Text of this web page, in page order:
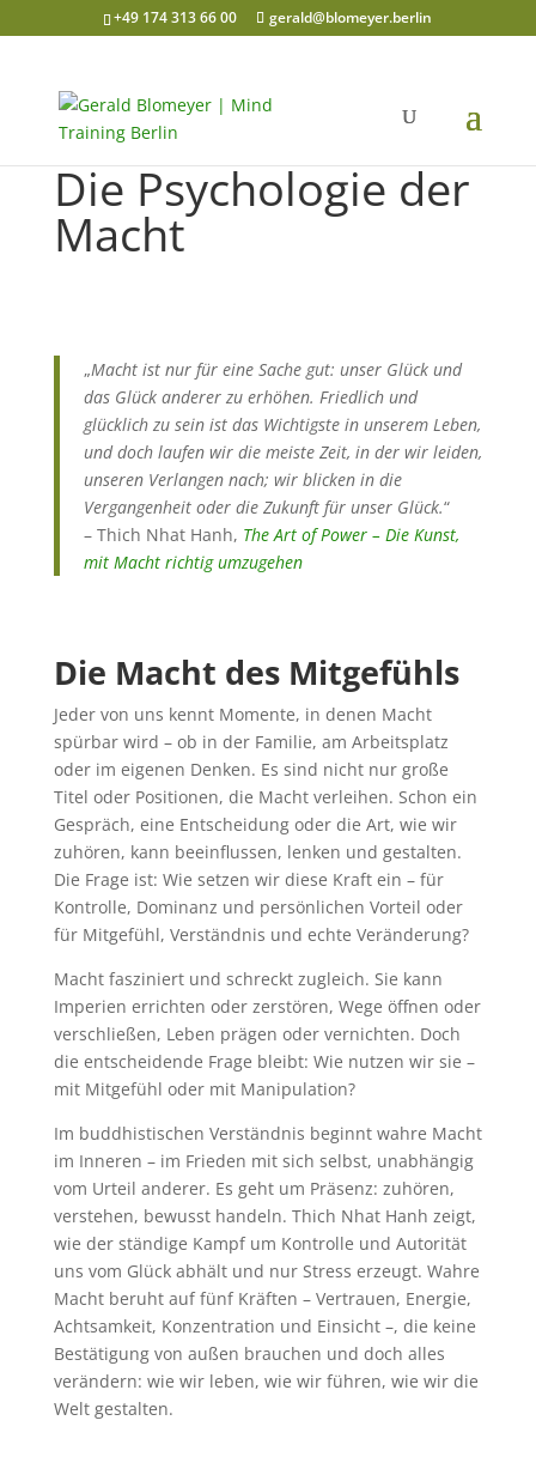
+49 174 313 66 00 gerald@blomeyer.berlin
Die Psychologie der
Macht
„Macht ist nur für eine Sache gut: unser Glück und
das Glück anderer zu erhöhen. Friedlich und
glücklich zu sein ist das Wichtigste in unserem Leben,
und doch laufen wir die meiste Zeit, in der wir leiden,
unseren Verlangen nach; wir blicken in die
Vergangenheit oder die Zukunft für unser Glück.“
– Thich Nhat Hanh, The Art of Power – Die Kunst,
mit Macht richtig umzugehen
Die Macht des Mitgefühls
Jeder von uns kennt Momente, in denen Macht
spürbar wird – ob in der Familie, am Arbeitsplatz
oder im eigenen Denken. Es sind nicht nur große
Titel oder Positionen, die Macht verleihen. Schon ein
Gespräch, eine Entscheidung oder die Art, wie wir
zuhören, kann beeinflussen, lenken und gestalten.
Die Frage ist: Wie setzen wir diese Kraft ein – für
Kontrolle, Dominanz und persönlichen Vorteil oder
für Mitgefühl, Verständnis und echte Veränderung?
Macht fasziniert und schreckt zugleich. Sie kann
Imperien errichten oder zerstören, Wege öffnen oder
verschließen, Leben prägen oder vernichten. Doch
die entscheidende Frage bleibt: Wie nutzen wir sie –
mit Mitgefühl oder mit Manipulation?
Im buddhistischen Verständnis beginnt wahre Macht
im Inneren – im Frieden mit sich selbst, unabhängig
vom Urteil anderer. Es geht um Präsenz: zuhören,
verstehen, bewusst handeln. Thich Nhat Hanh zeigt,
wie der ständige Kampf um Kontrolle und Autorität
uns vom Glück abhält und nur Stress erzeugt. Wahre
Macht beruht auf fünf Kräften – Vertrauen, Energie,
Achtsamkeit, Konzentration und Einsicht –, die keine
Bestätigung von außen brauchen und doch alles
verändern: wie wir leben, wie wir führen, wie wir die
Welt gestalten.